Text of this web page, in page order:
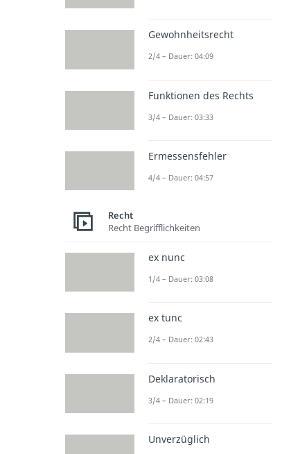
Gewohnheitsrecht
2/4 – Dauer: 04:09
Funktionen des Rechts
3/4 – Dauer: 03:33
Ermessensfehler
4/4 – Dauer: 04:57
Recht
Recht Begrifflichkeiten
ex nunc
1/4 – Dauer: 03:08
ex tunc
2/4 – Dauer: 02:43
Deklaratorisch
3/4 – Dauer: 02:19
Unverzüglich